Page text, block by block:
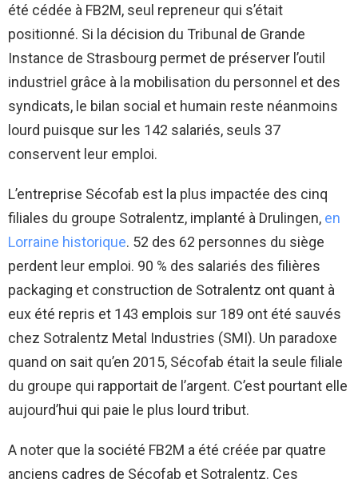
été cédée à FB2M, seul repreneur qui s’était
positionné. Si la décision du Tribunal de Grande
Instance de Strasbourg permet de préserver l’outil
industriel grâce à la mobilisation du personnel et des
syndicats, le bilan social et humain reste néanmoins
lourd puisque sur les 142 salariés, seuls 37
conservent leur emploi.
L’entreprise Sécofab est la plus impactée des cinq
filiales du groupe Sotralentz, implanté à Drulingen, en
Lorraine historique. 52 des 62 personnes du siège
perdent leur emploi. 90 % des salariés des filières
packaging et construction de Sotralentz ont quant à
eux été repris et 143 emplois sur 189 ont été sauvés
chez Sotralentz Metal Industries (SMI). Un paradoxe
quand on sait qu’en 2015, Sécofab était la seule filiale
du groupe qui rapportait de l’argent. C’est pourtant elle
aujourd’hui qui paie le plus lourd tribut.
A noter que la société FB2M a été créée par quatre
anciens cadres de Sécofab et Sotralentz. Ces